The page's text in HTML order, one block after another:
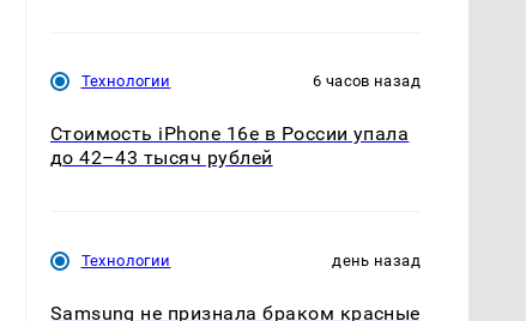
Технологии 6 часов назад
Стоимость iPhone 16e в России упала
до 42–43 тысяч рублей
Технологии день назад
Samsung не признала браком красные